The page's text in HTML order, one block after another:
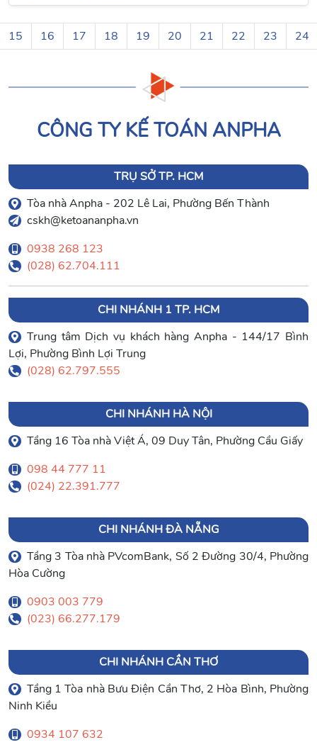
15 16 17 18 19 20 21 22 23 24
CÔNG TY KẾ TOÁN ANPHA
TRỤ SỞ TP. HCM
Tòa nhà Anpha - 202 Lê Lai, Phường Bến Thành
cskh@ketoananpha.vn
0938 268 123
(028) 62.704.111
CHI NHÁNH 1 TP. HCM
Trung tâm Dịch vụ khách hàng Anpha - 144/17 Bình
Lợi, Phường Bình Lợi Trung
(028) 62.797.555
CHI NHÁNH HÀ NỘI
Tầng 16 Tòa nhà Việt Á, 09 Duy Tân, Phường Cầu Giấy
098 44 777 11
(024) 22.391.777
CHI NHÁNH ĐÀ NẴNG
Tầng 3 Tòa nhà PVcomBank, Số 2 Đường 30/4, Phường
Hòa Cường
0903 003 779
(023) 66.277.179
CHI NHÁNH CẦN THƠ
Tầng 1 Tòa nhà Bưu Điện Cần Thơ, 2 Hòa Bình, Phường
Ninh Kiều
0934 107 632